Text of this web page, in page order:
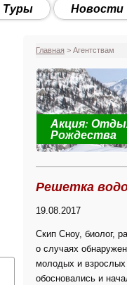
Туры Новости
Главная > Агентствам
Акция:
Рождества
Решетка
19.08.2017
Скип Сноу, биолог,
о случаях
молодых и взрослых
обосновались и